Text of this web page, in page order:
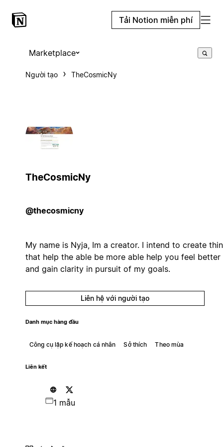
Tải Notion miễn phí
Marketplace
Người tạo TheCosmicNy
TheCosmicNy
@thecosmicny
My name is Nyja, Im a creator. I intend to create
that help the able be more able help you feel better
and gain clarity in pursuit of my goals.
Liên hệ với người tạo
Danh mục hàng đầu
Công cụ lập kế hoạch cá nhân Sở thích Theo mùa
Liên kết
1 mẫu